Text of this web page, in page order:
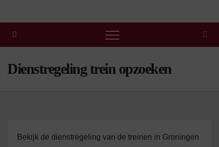
Dienstregeling trein opzoeken
Bekijk de dienstregeling van de treinen in Groningen